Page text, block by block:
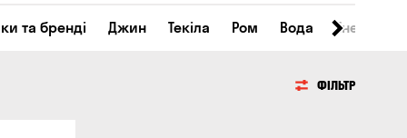
та бренді Джин Текіла Ром Вода
ФІЛЬТР